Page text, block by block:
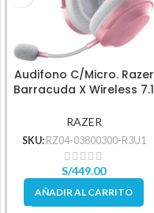
Audifono C/Micro. Razer
Barracuda X Wireless 7.1
Rz04-03800200-R3U1
RAZER
SKU: RZ04-03800300-R3U1
S/449.00
AÑADIR AL CARRITO